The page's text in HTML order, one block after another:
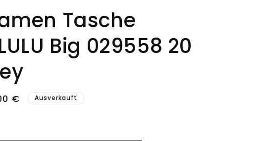
Tasche
Big 029558 20
€
Ausverkauft